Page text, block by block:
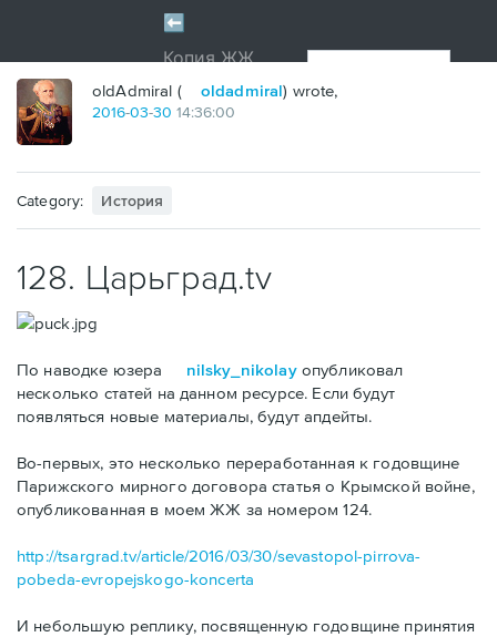
oldAdmiral ( oldadmiral) wrote,
2016-03-30 14:36:00
Category: История
128. Царьград.tv
По наводке юзера nilsky_nikolayопубликовал
несколько статей на данном ресурсе. Если будут
появляться новые материалы, будут апдейты.
Во-первых, это несколько переработанная к годовщине
Парижского мирного договора статья о Крымской войне,
опубликованная в моем ЖЖ за номером 124.
http://tsargrad.tv/article/2016/03/30/sevastopol-pirrova-
pobeda-evropejskogo-koncerta
И небольшую реплику, посвященную годовщине принятия